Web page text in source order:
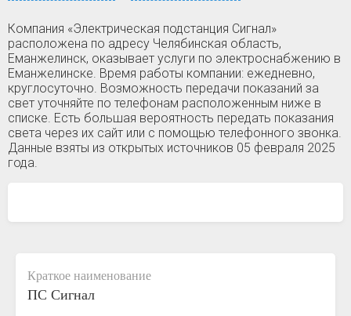
Компания «Электрическая подстанция Сигнал»
расположена по адресу Челябинская область,
Еманжелинск, оказывает услуги по электроснабжению в
Еманжелинске. Время работы компании: ежедневно,
круглосуточно. Возможность передачи показаний за
свет уточняйте по телефонам расположенным ниже в
списке. Есть большая вероятность передать показания
света через их сайт или с помощью телефонного звонка.
Данные взяты из открытых источников 05 февраля 2025
года.
Краткое наименование
ПС Сигнал